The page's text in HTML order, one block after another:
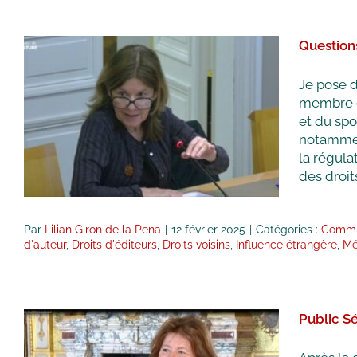
Questions à Mme Jentile de
Canecaude (ARCOM) en
audition au Sénat
Commission Culture
Commissions
Vidéos
Je pose
membre
et du
la
des
Par Lilian Giron de la Pena 12 février 2025 Catégories :
d'auteur, Droits d'éditeurs, Droits voisins, Influence étrangère,
Public